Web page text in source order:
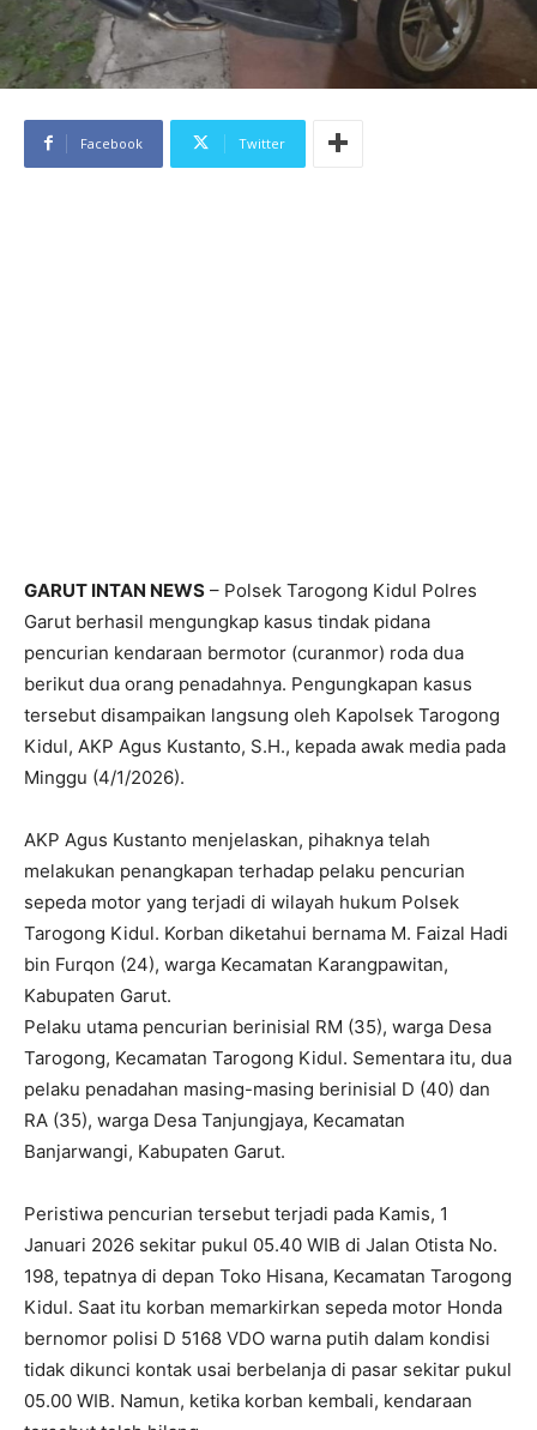
Facebook Twitter
GARUT INTAN NEWS – Polsek Tarogong Kidul Polres
Garut berhasil mengungkap kasus tindak pidana
pencurian kendaraan bermotor (curanmor) roda dua
berikut dua orang penadahnya. Pengungkapan kasus
tersebut disampaikan langsung oleh Kapolsek Tarogong
Kidul, AKP Agus Kustanto, S.H., kepada awak media pada
Minggu (4/1/2026).
AKP Agus Kustanto menjelaskan, pihaknya telah
melakukan penangkapan terhadap pelaku pencurian
sepeda motor yang terjadi di wilayah hukum Polsek
Tarogong Kidul. Korban diketahui bernama M. Faizal Hadi
bin Furqon (24), warga Kecamatan Karangpawitan,
Kabupaten Garut.
Pelaku utama pencurian berinisial RM (35), warga Desa
Tarogong, Kecamatan Tarogong Kidul. Sementara itu, dua
pelaku penadahan masing-masing berinisial D (40) dan
RA (35), warga Desa Tanjungjaya, Kecamatan
Banjarwangi, Kabupaten Garut.
Peristiwa pencurian tersebut terjadi pada Kamis, 1
Januari 2026 sekitar pukul 05.40 WIB di Jalan Otista No.
198, tepatnya di depan Toko Hisana, Kecamatan Tarogong
Kidul. Saat itu korban memarkirkan sepeda motor Honda
bernomor polisi D 5168 VDO warna putih dalam kondisi
tidak dikunci kontak usai berbelanja di pasar sekitar pukul
05.00 WIB. Namun, ketika korban kembali, kendaraan